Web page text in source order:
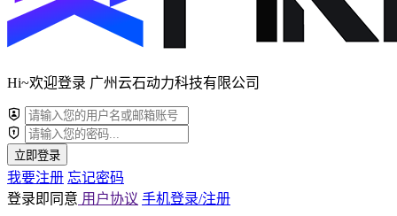
Hi~欢迎登录 广州云石动力科技有限公司
立即登录
我要注册 忘记密码
登录即同意 用户协议 手机登录/注册